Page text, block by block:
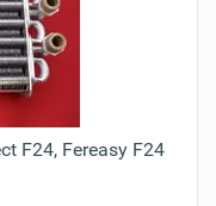
F24, Fereasy F24